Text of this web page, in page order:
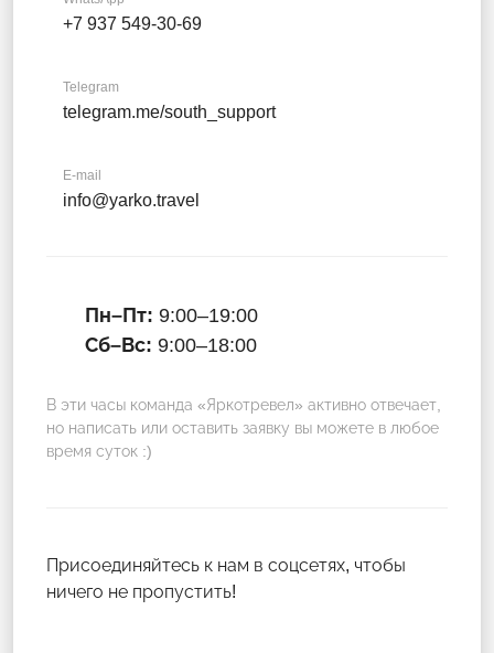
+7 937 549-30-69
Telegram
telegram.me/south_support
E-mail
info@yarko.travel
Пн–Пт: 9:00–19:00
Сб–Вс: 9:00–18:00
В эти часы команда «Яркотревел» активно отвечает,
но написать или оставить заявку вы можете в любое
время суток :)
Присоединяйтесь к нам в соцсетях, чтобы
ничего не пропустить!